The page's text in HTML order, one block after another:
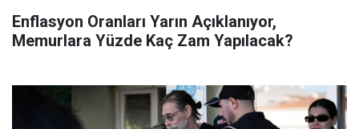
Enflasyon Oranları Yarın Açıklanıyor,
Memurlara Yüzde Kaç Zam Yapılacak?